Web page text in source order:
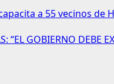
a 55 vecinos
“EL GOBIERNO DEBE